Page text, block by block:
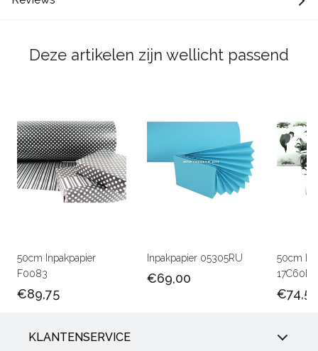
Deze artikelen zijn wellicht passend
50cm Inpakpapier
F0083
€89,75
Inpakpapier 05305RU
€69,00
50cm
€74,50
KLANTENSERVICE